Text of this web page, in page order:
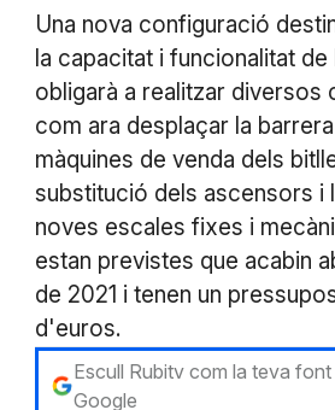
Una nova configuració
la capacitat i funcionalitat
obligarà a realitzar diversos
com ara desplaçar la
màquines de venda dels
substitució dels ascensors i
noves escales fixes i
estan previstes que acabin
de 2021 i tenen un
d'euros.
Escull Rubitv com la teva
Google